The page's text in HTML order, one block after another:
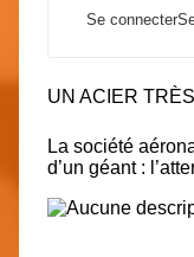
Se connecter
UN ACIER
La société
d’un géant :